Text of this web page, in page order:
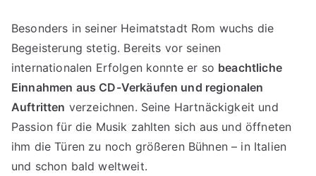
Besonders in seiner Heimatstadt Rom wuchs die
Begeisterung stetig. Bereits vor seinen
internationalen Erfolgen konnte er so beachtliche
Einnahmen aus CD-Verkäufen und regionalen
Auftritten verzeichnen. Seine Hartnäckigkeit und
Passion für die Musik zahlten sich aus und öffneten
ihm die Türen zu noch größeren Bühnen – in Italien
und schon bald weltweit.